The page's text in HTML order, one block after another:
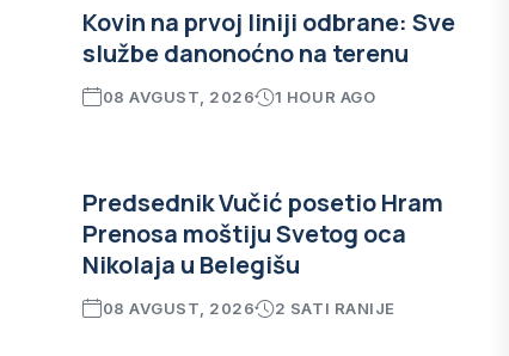
Kovin na prvoj liniji odbrane: Sve
službe danonoćno na terenu
08 AVGUST, 2026 1 HOUR AGO
Predsednik Vučić posetio Hram
Prenosa moštiju Svetog oca
Nikolaja u Belegišu
08 AVGUST, 2026 2 SATI RANIJE